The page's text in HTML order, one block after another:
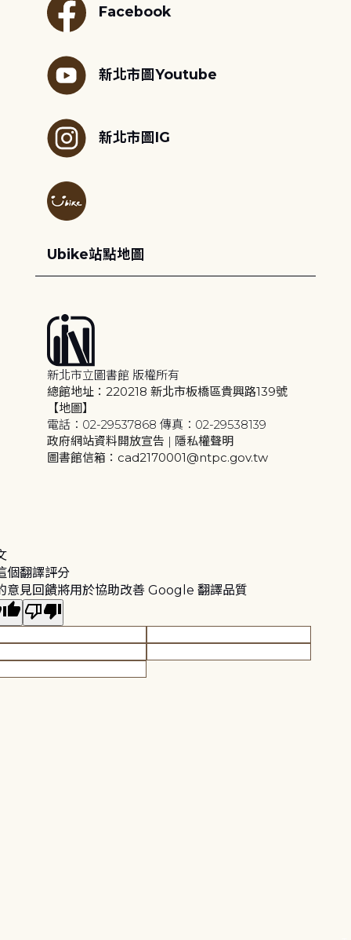
Facebook
新北市圖Youtube
新北市圖IG
Ubike站點地圖
新北市立圖書館 版權所有
總館地址：220218 新北市板橋區貴興路139號
【地圖】
電話：02-29537868 傳真：02-29538139
政府網站資料開放宣告 | 隱私權聲明
圖書館信箱：cad2170001@ntpc.gov.tw
個翻譯評分
意見回饋將用於協助改善 Google 翻譯品質